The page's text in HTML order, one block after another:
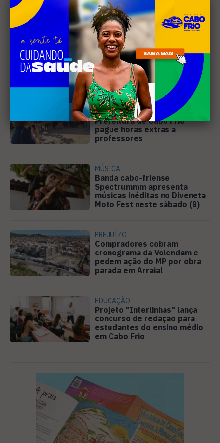
Leia Também
EDUCAÇÃO
Justiça determina que
Prefeitura de Cabo Frio
pague horas extras a
professores
MÚSICA
Banda cabo-friense
Spectrummm apresenta
músicas inéditas no Diveneta
Moto Fest neste sábado (8)
PREJUÍZO
Compradores cobram
cronograma da Volendam e
pedem ação do MP por obra
parada em Arraial
EDUCAÇÃO
Projeto "Interlinhas" lança
concurso de redação para
estudantes do ensino médio
em Cabo Frio